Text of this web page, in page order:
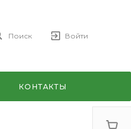
Поиск Войти
КОНТАКТЫ